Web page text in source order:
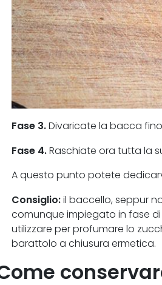
Fase 3. Divaricate la bacca
Fase 4. Raschiate ora tutta la
A questo punto potete
Consiglio: il baccello, seppur
comunque impiegato in fase
utilizzare per profumare lo
barattolo a chiusura ermetica.